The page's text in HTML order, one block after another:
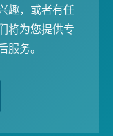
趣，或者有任
将为您提供专
服务。